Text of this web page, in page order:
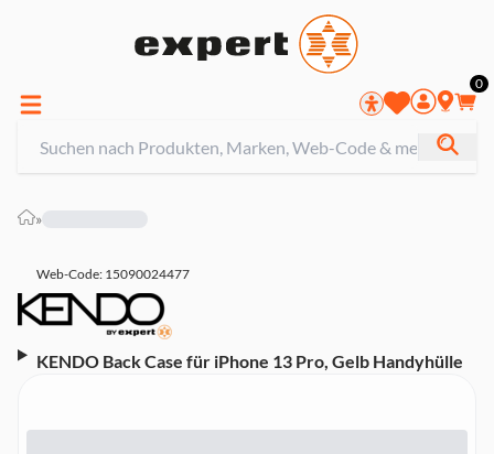
0
»
Web-Code: 15090024477
KENDO Back Case für iPhone 13 Pro, Gelb Handyhülle